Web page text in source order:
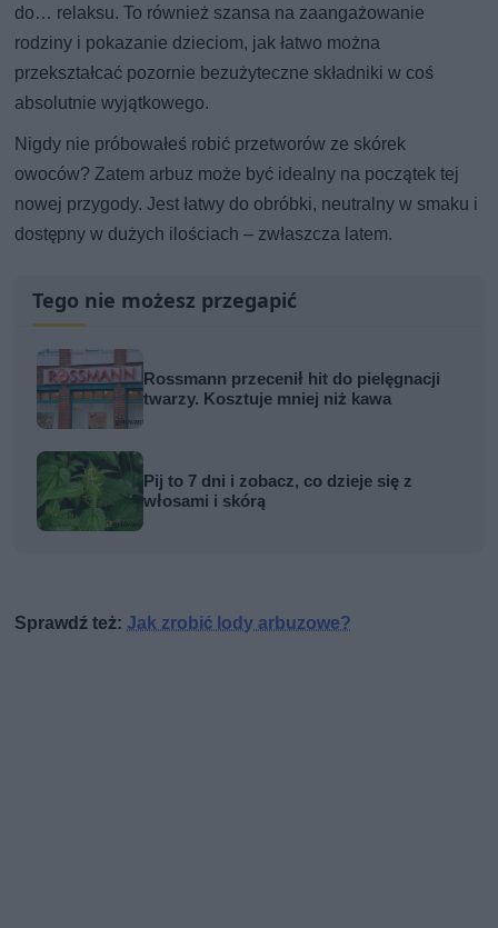
do… relaksu. To również szansa na zaangażowanie
rodziny i pokazanie dzieciom, jak łatwo można
przekształcać pozornie bezużyteczne składniki w coś
absolutnie wyjątkowego.
Nigdy nie próbowałeś robić przetworów ze skórek
owoców? Zatem arbuz może być idealny na początek tej
nowej przygody. Jest łatwy do obróbki, neutralny w smaku i
dostępny w dużych ilościach – zwłaszcza latem.
Tego nie możesz przegapić
Rossmann przecenił hit do pielęgnacji
twarzy. Kosztuje mniej niż kawa
Pij to 7 dni i zobacz, co dzieje się z
włosami i skórą
Sprawdź też:Jak zrobić lody arbuzowe?